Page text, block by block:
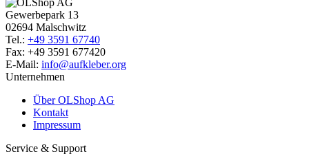
Gewerbepark 13
02694 Malschwitz
Tel.: +49 3591 67740
Fax: +49 3591 677420
E-Mail: info@aufkleber.org
Unternehmen
Über OLShop AG
Kontakt
Impressum
Service & Support